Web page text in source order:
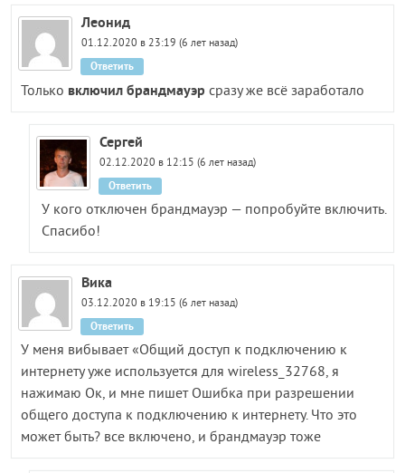
Леонид
01.12.2020 в 23:19 (6 лет назад)
Только включил брандмауэр сразу же всё заработало
Ответить
Сергей
02.12.2020 в 12:15 (6 лет назад)
У кого отключен брандмауэр — попробуйте включить.
Спасибо!
Ответить
Вика
03.12.2020 в 19:15 (6 лет назад)
У меня вибывает «Общий доступ к подключению к
интернету уже используется для wireless_32768, я
нажимаю Ок, и мне пишет Ошибка при разрешении
общего доступа к подключению к интернету. Что это
может быть? все включено, и брандмауэр тоже
Ответить